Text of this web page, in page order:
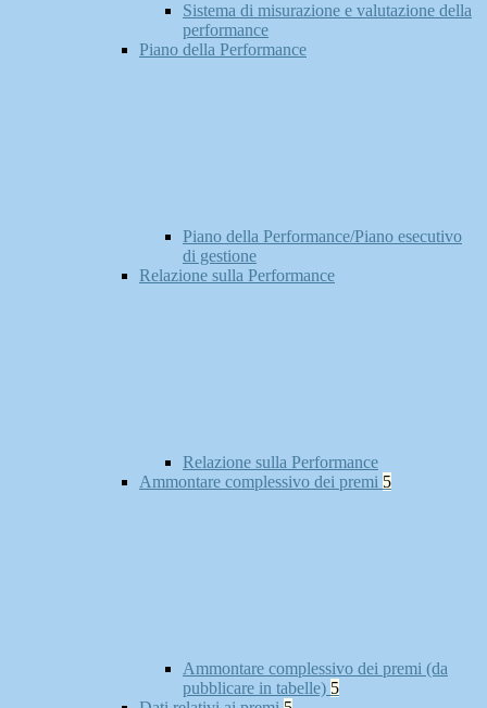
Sistema di misurazione e valutazione della
performance
Piano della Performance
Piano della Performance/Piano esecutivo
di gestione
Relazione sulla Performance
Relazione sulla Performance
Ammontare complessivo dei premi 5
Ammontare complessivo dei premi (da
pubblicare in tabelle) 5